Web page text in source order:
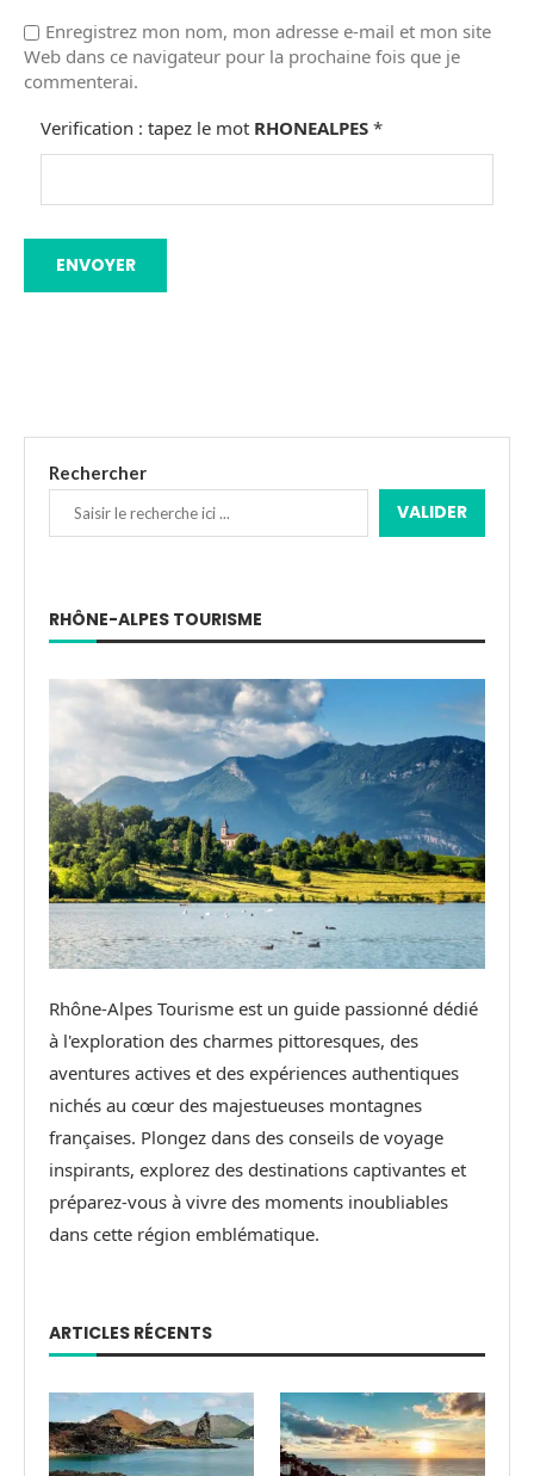
Enregistrez mon nom, mon adresse e-mail et mon site
Web dans ce navigateur pour la prochaine fois que je
commenterai.
Verification : tapez le mot RHONEALPES *
Rechercher
VALIDER
RHÔNE-ALPES TOURISME
Rhône-Alpes Tourisme est un guide passionné dédié
à l'exploration des charmes pittoresques, des
aventures actives et des expériences authentiques
nichés au cœur des majestueuses montagnes
françaises. Plongez dans des conseils de voyage
inspirants, explorez des destinations captivantes et
préparez-vous à vivre des moments inoubliables
dans cette région emblématique.
ARTICLES RÉCENTS